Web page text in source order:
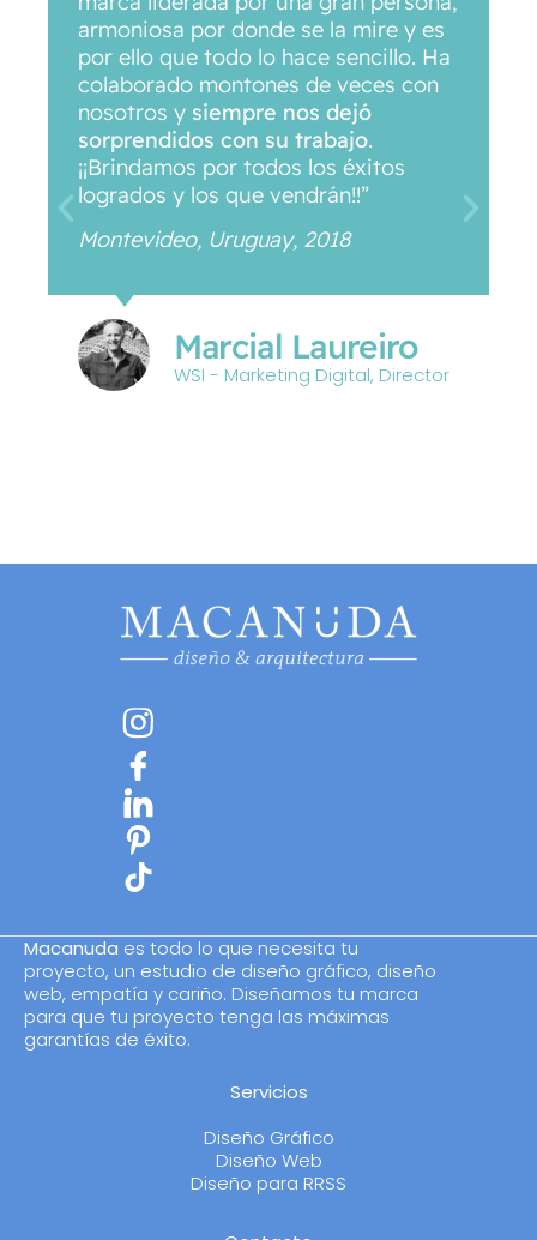
armoniosa por donde se la mire y es
por ello que todo lo hace sencillo. Ha
colaborado montones de veces con
nosotros y siempre nos dejó
sorprendidos con su trabajo.
¡¡Brindamos por todos los éxitos
logrados y los que vendrán!!”
Montevideo, Uruguay, 2018
Marcial Laureiro
WSI - Marketing Digital, Director
Macanuda es todo lo que necesita tu
proyecto, un estudio de diseño gráfico, diseño
web, empatía y cariño. Diseñamos tu marca
para que tu proyecto tenga las máximas
garantías de éxito.
Servicios
Diseño Gráfico
Diseño Web
Diseño para RRSS